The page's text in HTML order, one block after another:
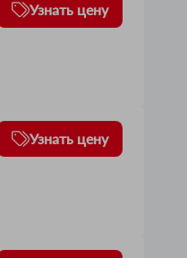
Узнать цену
Узнать цену